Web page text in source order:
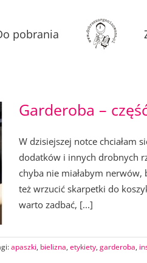
pobrania
Garderoba –
W dzisiejszej notce chciałam
dodatków i innych drobnych
chyba nie miałabym nerwów,
też wrzucić skarpetki do
warto zadbać, [...]
apaszki, bielizna, etykiety, garderoba,